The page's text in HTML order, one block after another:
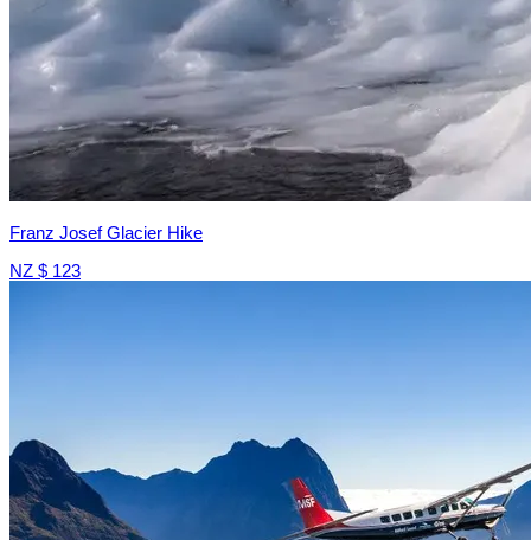
Franz Josef Glacier Hike
NZ $ 123